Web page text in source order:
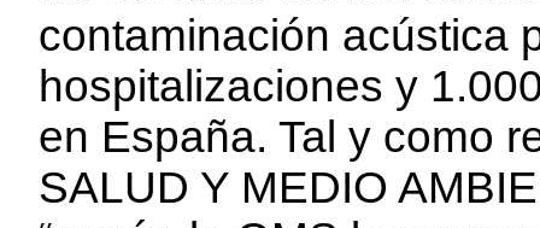
contaminación acústica
hospitalizaciones y
en España. Tal y como
SALUD Y MEDIO